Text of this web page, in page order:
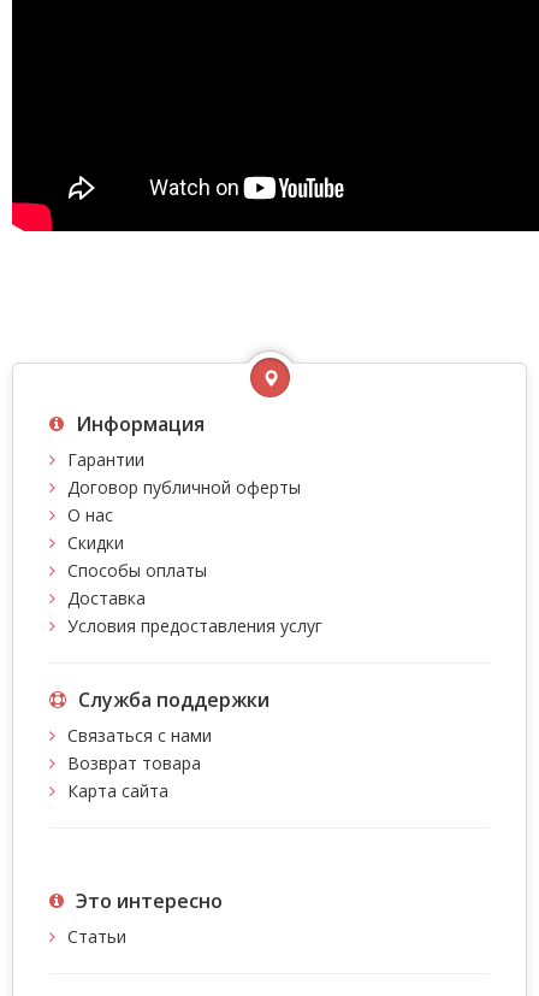
Информация
Гарантии
Договор публичной оферты
О нас
Скидки
Способы оплаты
Доставка
Условия предоставления услуг
Служба поддержки
Связаться с нами
Возврат товара
Карта сайта
Это интересно
Статьи